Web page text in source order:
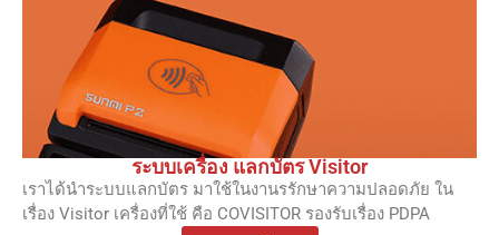
ระบบเครื่อง แลกบัตร Visitor
เราได้นำระบบแลกบัตร มาใช้ในงานรรักษาความปลอดภัย ใน
เรื่อง Visitor เครื่องที่ใช้ คือ COVISITOR รองรับเรื่อง PDPA